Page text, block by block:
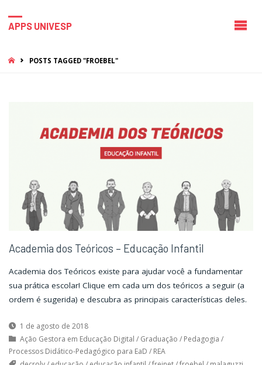
APPS UNIVESP
HOMEPOSTS TAGGED "FROEBEL"
Academia dos Teóricos – Educação Infantil
Academia dos Teóricos existe para ajudar você a fundamentar
sua prática escolar! Clique em cada um dos teóricos a seguir (a
ordem é sugerida) e descubra as principais características deles.
1 de agosto de 2018
Ação Gestora em Educação Digital / Graduação / Pedagogia /
Processos Didático-Pedagógico para EaD / REA